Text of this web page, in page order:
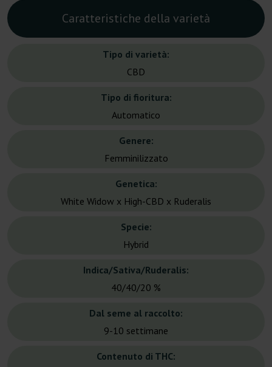
Caratteristiche della varietà
Tipo di varietà:
CBD
Tipo di fioritura:
Automatico
Genere:
Femminilizzato
Genetica:
White Widow x High-CBD x Ruderalis
Specie:
Hybrid
Indica/Sativa/Ruderalis:
40/40/20 %
Dal seme al raccolto:
9-10 settimane
Contenuto di THC: